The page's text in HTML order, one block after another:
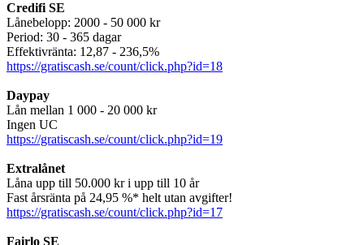
Credifi SE
Lånebelopp: 2000 - 50 000 kr
Period: 30 - 365 dagar
Effektivränta: 12,87 - 236,5%
https://gratiscash.se/count/click.php?id=18
Daypay
Lån mellan 1 000 - 20 000 kr
Ingen UC
https://gratiscash.se/count/click.php?id=19
Extralånet
Låna upp till 50.000 kr i upp till 10 år
Fast årsränta på 24,95 %* helt utan avgifter!
https://gratiscash.se/count/click.php?id=17
Fairlo SE